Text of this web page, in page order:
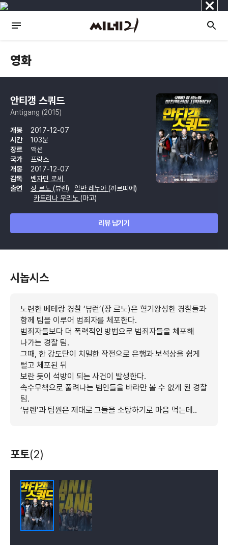
닫
기
영화
안티갱 스쿼드
Antigang (2015)
개봉
2017-12-07
시간
103분
장르
액션
국가
프랑스
개봉
2017-12-07
감독
벤자민 로셰
출연
장 르노 (뷰렌) 알반 레누아(까르띠에)
카트리나 무리노 (마고)
리뷰 남기기
시놉시스
노련한 베테랑 경찰 ‘뷰런’(장 르노)은 혈기왕성한 경찰들과
함께 팀을 이루어 범죄자를 체포한다.
범죄자들보다 더 폭력적인 방법으로 범죄자들을 체포해
나가는 경찰 팀.
그때, 한 강도단이 치밀한 작전으로 은행과 보석상을 쉽게
털고 체포된 뒤
보란 듯이 석방이 되는 사건이 발생한다.
속수무책으로 풀려나는 범인들을 바라만 볼 수 없게 된 경찰
팀.
‘뷰렌’과 팀원은 제대로 그들을 소탕하기로 마음 먹는데..
포토(2)